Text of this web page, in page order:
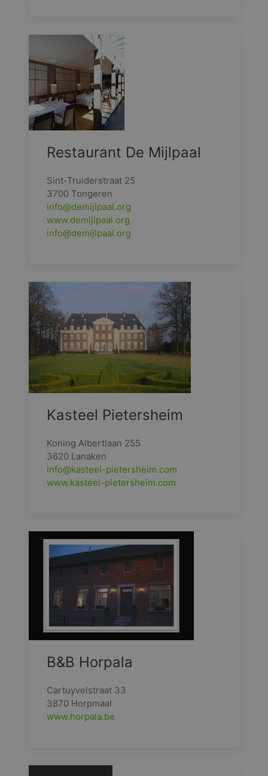
Restaurant De Mijlpaal
Sint-Truiderstraat 25
3700 Tongeren
info@demijlpaal.org
www.demijlpaal.org
info@demijlpaal.org
Kasteel Pietersheim
Koning Albertlaan 255
3620 Lanaken
info@kasteel-pietersheim.com
www.kasteel-pietersheim.com
B&B Horpala
Cartuyvelstraat 33
3870 Horpmaal
www.horpala.be